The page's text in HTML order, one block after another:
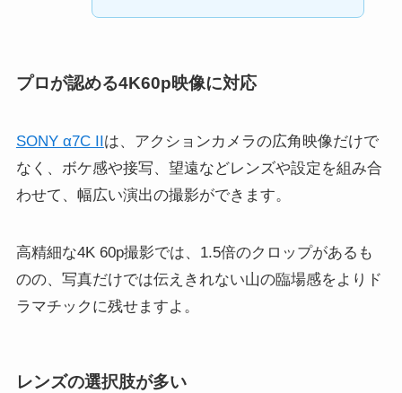
プロが認める4K60p映像に対応
SONY α7C II は、アクションカメラの広角映像だけで
なく、ボケ感や接写、望遠などレンズや設定を組み合
わせて、幅広い演出の撮影ができます。
高精細な4K 60p撮影では、1.5倍のクロップがあるも
のの、写真だけでは伝えきれない山の臨場感をよりド
ラマチックに残せますよ。
レンズの選択肢が多い